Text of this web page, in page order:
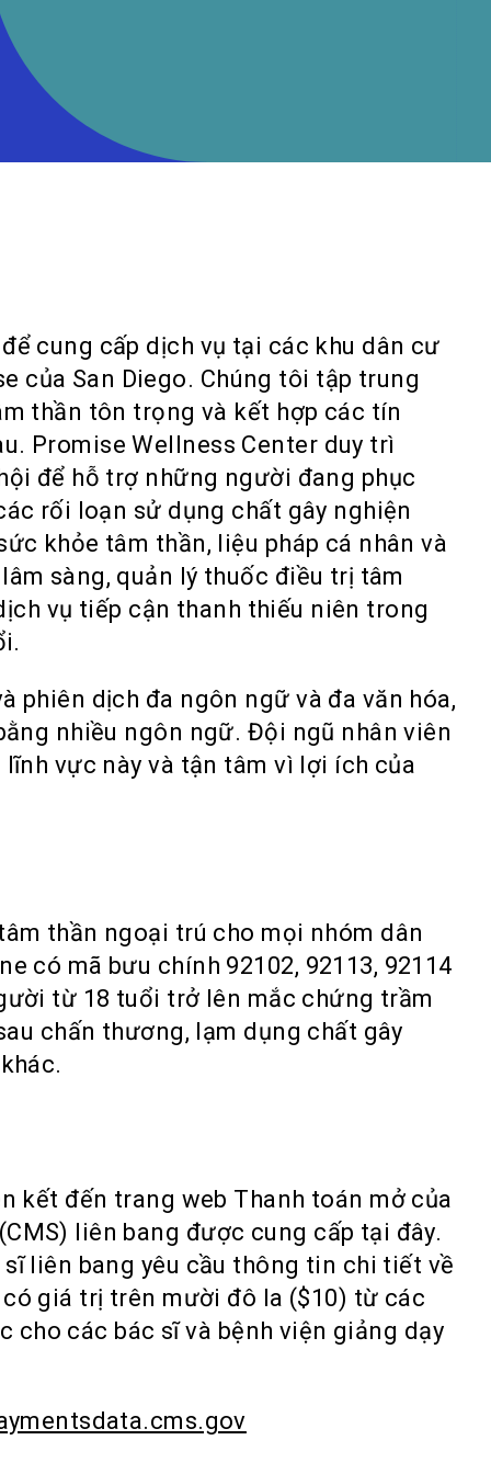
cung cấp dịch vụ tại các khu dân cư
của San Diego. Chúng tôi tập trung
thần tôn trọng và kết hợp các tín
Promise Wellness Center duy trì
để hỗ trợ những người đang phục
rối loạn sử dụng chất gây nghiện
khỏe tâm thần, liệu pháp cá nhân và
sàng, quản lý thuốc điều trị tâm
vụ tiếp cận thanh thiếu niên trong
phiên dịch đa ngôn ngữ và đa văn hóa,
nhiều ngôn ngữ. Đội ngũ nhân viên
vực này và tận tâm vì lợi ích của
thần ngoại trú cho mọi nhóm dân
có mã bưu chính 92102, 92113, 92114
từ 18 tuổi trở lên mắc chứng trầm
chấn thương, lạm dụng chất gây
kết đến trang web Thanh toán mở của
liên bang được cung cấp tại đây.
liên bang yêu cầu thông tin chi tiết về
giá trị trên mười đô la ($10) từ các
cho các bác sĩ và bệnh viện giảng dạy